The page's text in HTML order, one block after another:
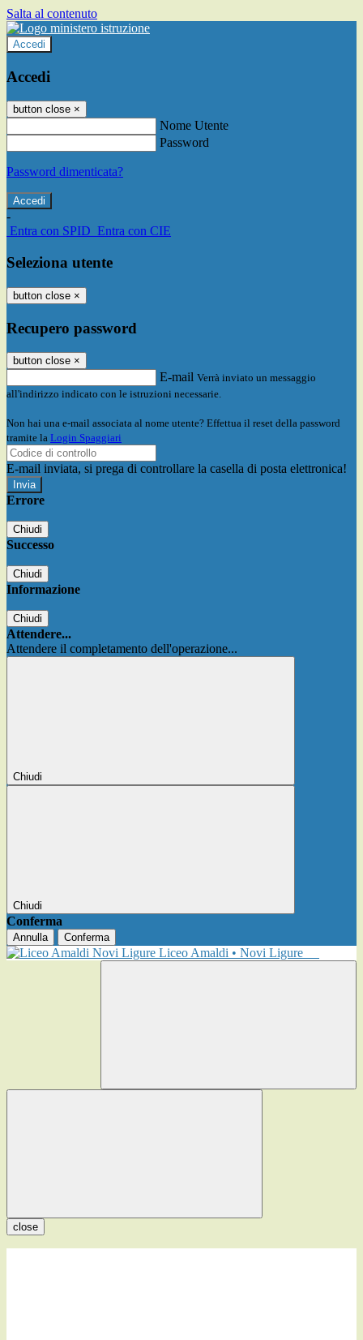
Salta al contenuto
Accedi
Accedi
button close ×
Nome Utente
Password
Password dimenticata?
-
Entra con SPID Entra con CIE
Seleziona utente
button close ×
Recupero password
button close ×
E-mail Verrà inviato un messaggio
all'indirizzo indicato con le istruzioni necessarie.
Non hai una e-mail associata al nome utente? Effettua il reset della password
tramite la Login Spaggiari
E-mail inviata, si prega di controllare la casella di posta elettronica!
Errore
Chiudi
Successo
Chiudi
Informazione
Chiudi
Attendere...
Attendere il completamento dell'operazione...
Chiudi
Chiudi
Conferma
Annulla Conferma
Liceo Amaldi • Novi Ligure
close